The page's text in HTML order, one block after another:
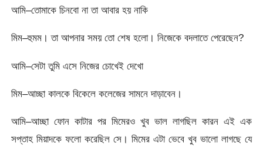
আমি–তোমাকে চিনবো না তা আবার হয় নাকি
মিম–হুমম। তা আপনার সময় তো শেষ হলো। নিজেকে বদলাতে পেরেছেন?
আমি–সেটা তুমি এসে নিজের চোখেই দেখো
মিম–আচ্ছা কালকে বিকেলে কলেজের সামনে দাড়াবেন।
আমি–আচ্ছা ফোন কাটার পর মিমেরও খুব ভাল লাগছিল কারন এই এক
সপ্তাহ মিয়াদকে ফলো করেছিল সে। মিমের এটা ভেবে খুব ভালো লাগছে যে